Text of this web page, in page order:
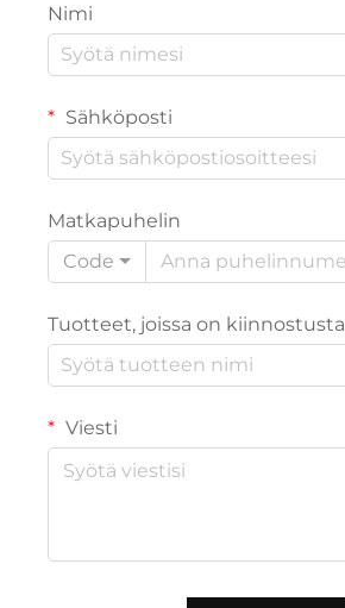
Nimi
Sähköposti
Matkapuhelin
Code
Tuotteet, joissa on kiinnostusta
Viesti